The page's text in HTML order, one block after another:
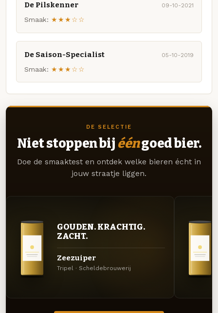
De Pilskenner 09-10-2021
Smaak: ★★★☆☆
De Saison-Specialist 05-10-2019
Smaak: ★★★☆☆
DE SELECTIE
Niet stoppen bij ééngoed bier.
Doe de smaaktest en ontdek welke bieren écht in
jouw straatje liggen.
GOUDEN. KRACHTIG.
ZACHT.
Zeezuiper
Tripel · Scheldebrouwerij